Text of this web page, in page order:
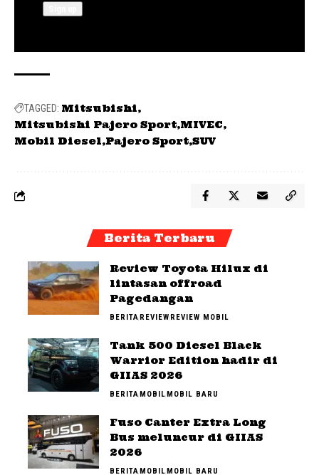
TAGGED: Mitsubishi
Mitsubishi Pajero Sport MIVEC
Mobil Diesel Pajero Sport SUV
Berita Terbaru
Review Toyota Hilux di
lintasan offroad
Pagedangan
BERITAREVIEWREVIEW MOBIL
Tank 500 Diesel Black
Warrior Edition hadir di
GIIAS 2026
BERITAMOBILMOBIL BARU
Fuso Canter Extra Long
Bus meluncur di GIIAS
2026
BERITAMOBILMOBIL BARU